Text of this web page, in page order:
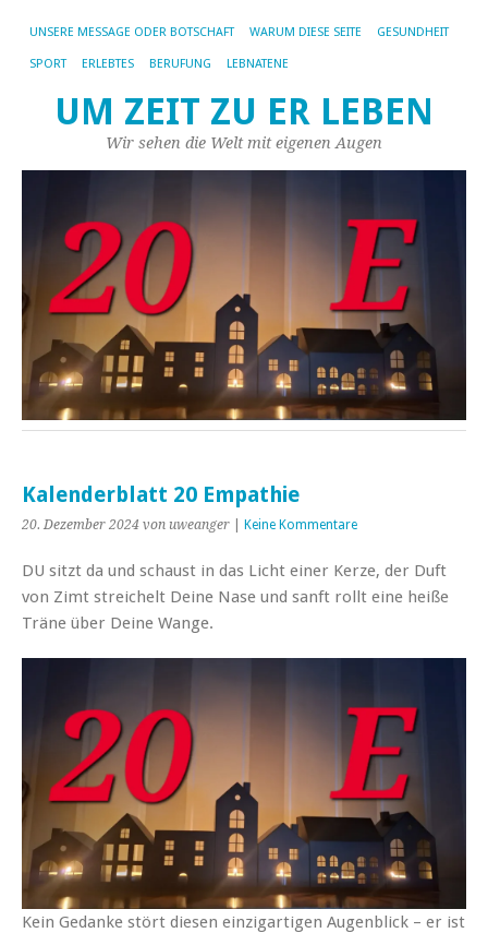
UNSERE MESSAGE ODER BOTSCHAFT WARUM DIESE SEITE GESUNDHEIT
SPORT ERLEBTES BERUFUNG LEBNATENE
UM ZEIT ZU ER LEBEN
Wir sehen die Welt mit eigenen Augen
Kalenderblatt 20 Empathie
20. Dezember 2024 von uweanger Keine Kommentare
DU sitzt da und schaust in das Licht einer Kerze, der Duft
von Zimt streichelt Deine Nase und sanft rollt eine heiße
Träne über Deine Wange.
Kein Gedanke stört diesen einzigartigen Augenblick – er ist